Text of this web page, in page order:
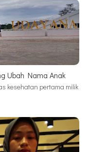
Ubah Nama Anak
kesehatan pertama milik